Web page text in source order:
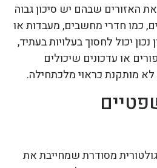
האזורים שבהם יש סיכון גבוה
כמו חדרי מחשבים, מעבדות או
יכול לחסוך בעלויות בעתיד,
או עדכונים שיכולים
מותקנת כראוי מלכתחילה.
מסודרת שמחייבת את